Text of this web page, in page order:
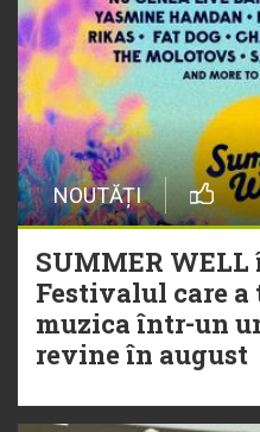
NOUTĂȚI
SUMMER
Festivalul care
muzica într-un
revine în august